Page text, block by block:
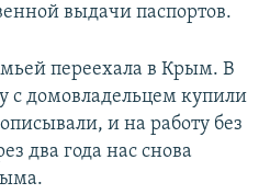
выдачи паспортов.
переехала в Крым. В
с домовладельцем купили
и на работу без
два года нас снова